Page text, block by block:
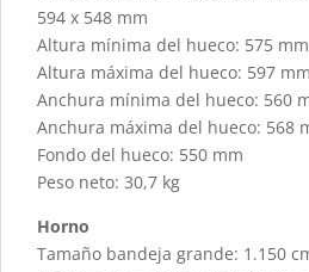
594 x 548 mm
Altura mínima del hueco: 575 mm
Altura máxima del hueco: 597 mm
Anchura mínima del hueco: 560
Anchura máxima del hueco: 568
Fondo del hueco: 550 mm
Peso neto: 30,7 kg
Horno
Tamaño bandeja grande: 1.150